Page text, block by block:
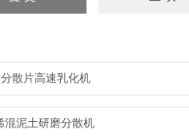
散片高速乳化机
混泥土研磨分散机